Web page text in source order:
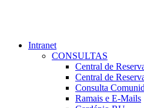
Intranet
CONSULTAS
Central de
Central de
Consulta
Ramais e E-Mails